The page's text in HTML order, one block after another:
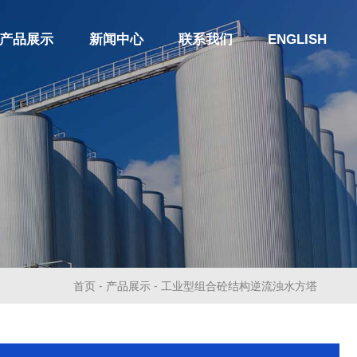
产品展示 新闻中心 联系我们 ENGLISH
首页 - 产品展示 - 工业型组合砼结构逆流浊水方塔